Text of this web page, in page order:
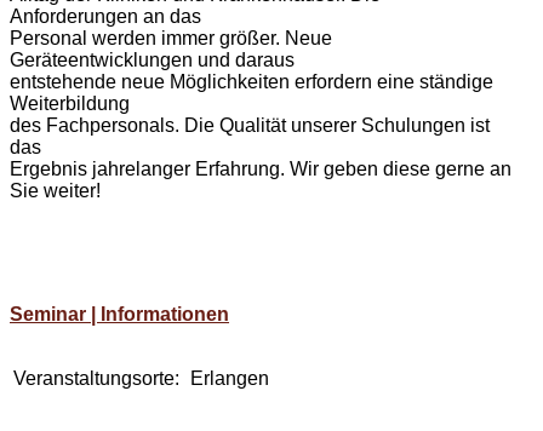
Anforderungen an das
Personal werden immer größer. Neue
Geräteentwicklungen und daraus
entstehende neue Möglichkeiten erfordern eine ständige
Weiterbildung
des Fachpersonals. Die Qualität unserer Schulungen ist
das
Ergebnis jahrelanger Erfahrung. Wir geben diese gerne an
Sie weiter!
Seminar | Informationen
Veranstaltungsorte: Erlangen